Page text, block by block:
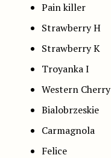
Pain killer
Strawberry H
Strawberry K
Troyanka I
Western Cherry
Bialobrzeskie
Carmagnola
Felice